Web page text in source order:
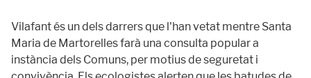
Vilafant és un dels darrers que l'han vetat mentre Santa
Maria de Martorelles farà una consulta popular a
instància dels Comuns, per motius de seguretat i